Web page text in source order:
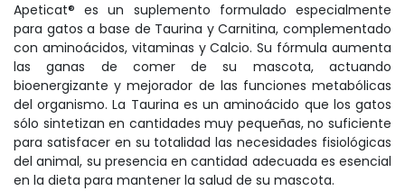
Apeticat® es un suplemento formulado especialmente
para gatos a base de Taurina y Carnitina, complementado
con aminoácidos, vitaminas y Calcio. Su fórmula aumenta
las ganas de comer de su mascota, actuando
bioenergizante y mejorador de las funciones metabólicas
del organismo. La Taurina es un aminoácido que los gatos
sólo sintetizan en cantidades muy pequeñas, no suficiente
para satisfacer en su totalidad las necesidades fisiológicas
del animal, su presencia en cantidad adecuada es esencial
en la dieta para mantener la salud de su mascota.